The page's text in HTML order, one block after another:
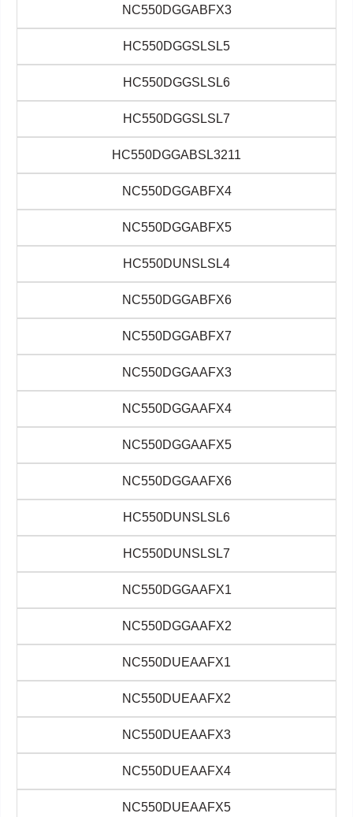
NC550DGGABFX3
HC550DGGSLSL5
HC550DGGSLSL6
HC550DGGSLSL7
HC550DGGABSL3211
NC550DGGABFX4
NC550DGGABFX5
HC550DUNSLSL4
NC550DGGABFX6
NC550DGGABFX7
NC550DGGAAFX3
NC550DGGAAFX4
NC550DGGAAFX5
NC550DGGAAFX6
HC550DUNSLSL6
HC550DUNSLSL7
NC550DGGAAFX1
NC550DGGAAFX2
NC550DUEAAFX1
NC550DUEAAFX2
NC550DUEAAFX3
NC550DUEAAFX4
NC550DUEAAFX5